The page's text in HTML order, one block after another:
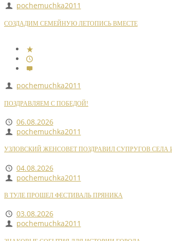
pochemuchka2011
СОЗДАДИМ СЕМЕЙНУЮ ЛЕТОПИСЬ ВМЕСТЕ
pochemuchka2011
ПОЗДРАВЛЯЕМ С ПОБЕДОЙ!
06.08.2026
pochemuchka2011
УЗЛОВСКИЙ ЖЕНСОВЕТ ПОЗДРАВИЛ СУПРУГОВ СЕЛА
04.08.2026
pochemuchka2011
В ТУЛЕ ПРОШЕЛ ФЕСТИВАЛЬ ПРЯНИКА
03.08.2026
pochemuchka2011